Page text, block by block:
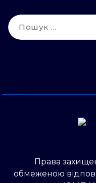
Пошук:
Права
обмеженою